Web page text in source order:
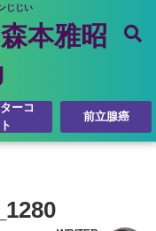
じじい
本雅昭
ーコ
前立腺癌